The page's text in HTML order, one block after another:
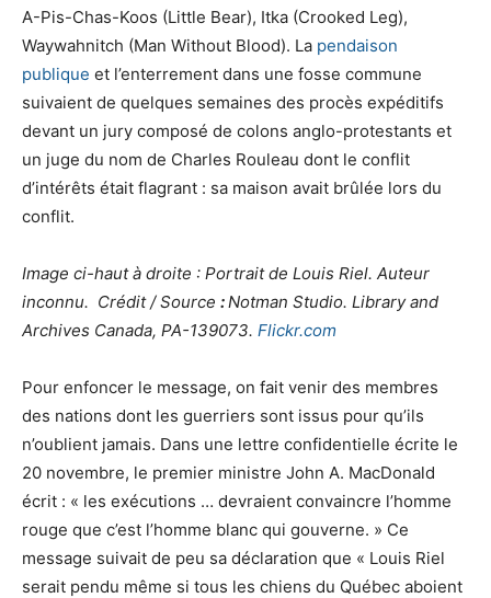
A-Pis-Chas-Koos (Little Bear), Itka (Crooked Leg),
Waywahnitch (Man Without Blood). La pendaison
publique et l’enterrement dans une fosse commune
suivaient de quelques semaines des procès expéditifs
devant un jury composé de colons anglo-protestants et
un juge du nom de Charles Rouleau dont le conflit
d’intérêts était flagrant : sa maison avait brûlée lors du
conflit.
Image ci-haut à droite : Portrait de Louis Riel. Auteur
inconnu. Crédit / Source :Notman Studio. Library and
Archives Canada, PA-139073. Flickr.com
Pour enfoncer le message, on fait venir des membres
des nations dont les guerriers sont issus pour qu’ils
n’oublient jamais. Dans une lettre confidentielle écrite le
20 novembre, le premier ministre John A. MacDonald
écrit : « les exécutions … devraient convaincre l’homme
rouge que c’est l’homme blanc qui gouverne. » Ce
message suivait de peu sa déclaration que « Louis Riel
serait pendu même si tous les chiens du Québec aboient